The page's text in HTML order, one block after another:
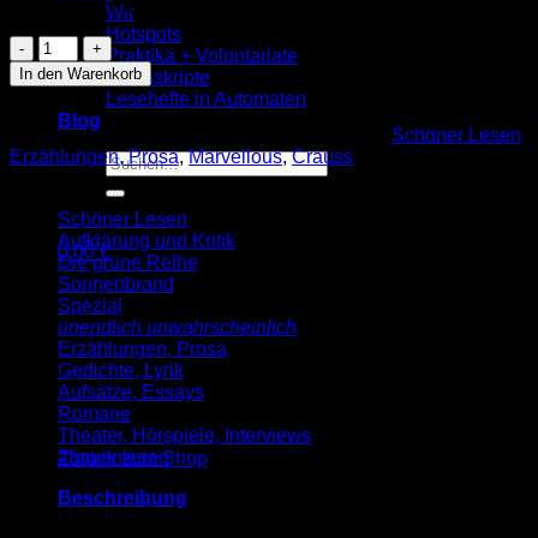
Wir
Hotspots
Praktika + Volontariate
Manuskripte
Lesehefte in Automaten
Blog
Suche
nach:
0,00€
Warenkorb
Es befinden sich keine Produkte im Warenkorb.
Zurück zum Shop
Nur noch 2 vorrätig
Crauss:
die
frau
von
gründau
(SL
In den Warenkorb
Artikelnummer: Schöner Lesen
Erzählungen, Prosa,Marvellous,Crauss
Schöner Lesen
Aufklärung und Kritik
Die grüne Reihe
Sonnenbrand
Spezial
unendlich unwahrscheinlich
Erzählungen, Prosa
Gedichte, Lyrik
Aufsätze, Essays
Romane
Theater, Hörspiele, Interviews
#frauenlesen
Beschreibung